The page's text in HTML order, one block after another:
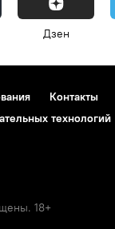
Дзен
Контакты
технологий
18+